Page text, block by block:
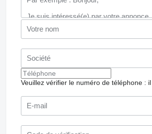
Veuillez vérifier le numéro de téléphone :